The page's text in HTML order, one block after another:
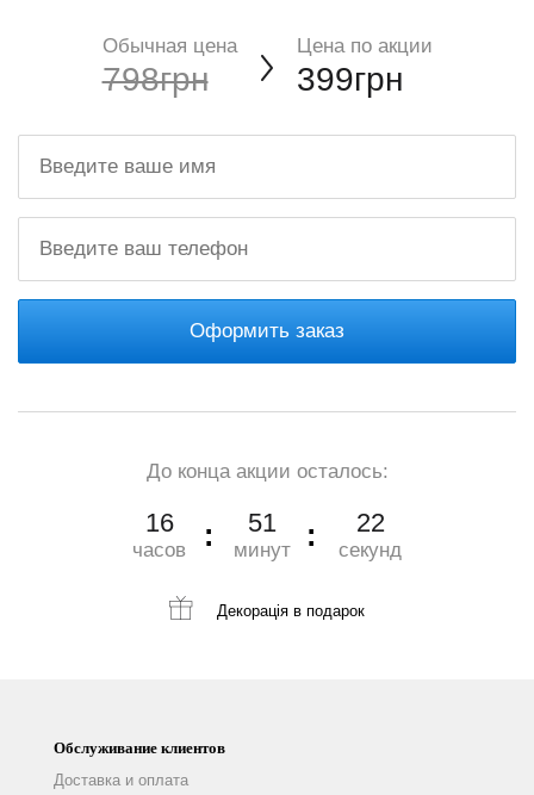
Обычная цена
798грн
Цена по акции
399грн
Оформить заказ
До конца акции осталось:
16
часов
51
минут
21
секунд
Декорація в подарок
Обслуживание клиентов
Доставка и оплата